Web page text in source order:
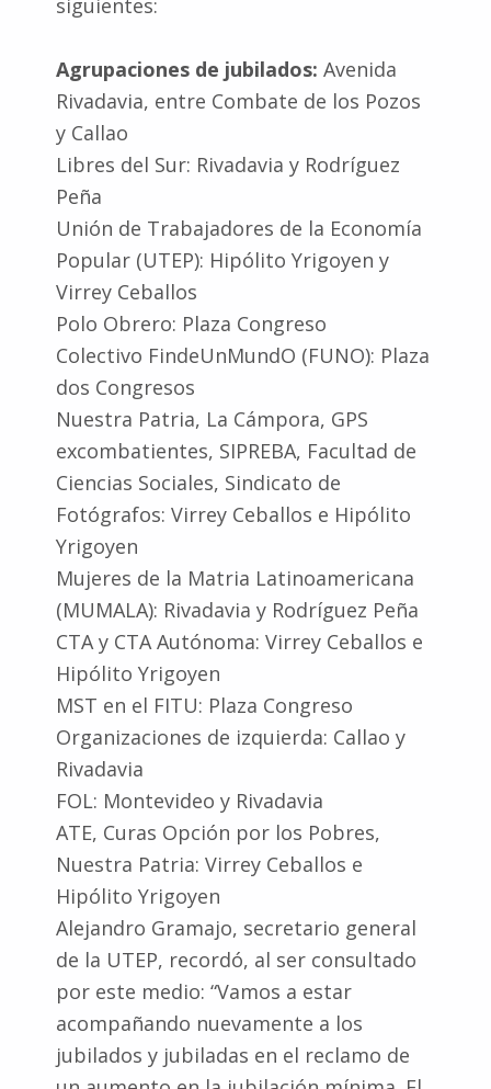
siguientes:
Agrupaciones de jubilados: Avenida
Rivadavia, entre Combate de los Pozos
y Callao
Libres del Sur: Rivadavia y Rodríguez
Peña
Unión de Trabajadores de la Economía
Popular (UTEP): Hipólito Yrigoyen y
Virrey Ceballos
Polo Obrero: Plaza Congreso
Colectivo FindeUnMundO (FUNO): Plaza
dos Congresos
Nuestra Patria, La Cámpora, GPS
excombatientes, SIPREBA, Facultad de
Ciencias Sociales, Sindicato de
Fotógrafos: Virrey Ceballos e Hipólito
Yrigoyen
Mujeres de la Matria Latinoamericana
(MUMALA): Rivadavia y Rodríguez Peña
CTA y CTA Autónoma: Virrey Ceballos e
Hipólito Yrigoyen
MST en el FITU: Plaza Congreso
Organizaciones de izquierda: Callao y
Rivadavia
FOL: Montevideo y Rivadavia
ATE, Curas Opción por los Pobres,
Nuestra Patria: Virrey Ceballos e
Hipólito Yrigoyen
Alejandro Gramajo, secretario general
de la UTEP, recordó, al ser consultado
por este medio: “Vamos a estar
acompañando nuevamente a los
jubilados y jubiladas en el reclamo de